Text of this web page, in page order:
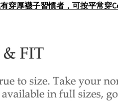
穿厚襪子習慣者，可按平常穿